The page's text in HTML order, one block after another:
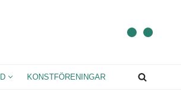
KONSTFÖRENINGAR